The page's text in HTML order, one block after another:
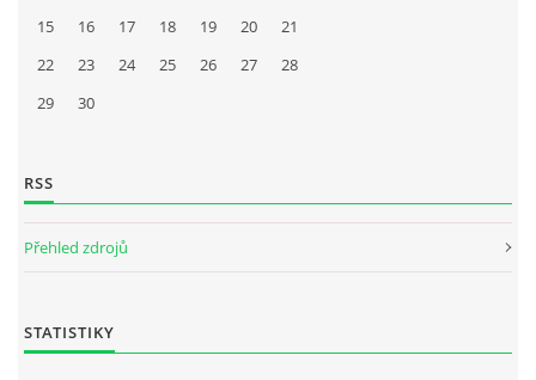
15
16 17 18 19 20
21
22
23 24 25 26 27
28
29
30
RSS
Přehled zdrojů
STATISTIKY